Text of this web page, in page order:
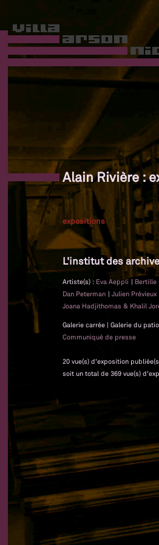
Alain Rivière :
expositions
L'institut des
Artiste(s) : Eva Aeppli |
Dan Peterman |Julien Prévieux
Joana Hadjithomas & Khalil
Galerie carrée | Galerie du
Communiqué de presse
20 vue(s) d'exposition
soit un total de 369 vue(s)